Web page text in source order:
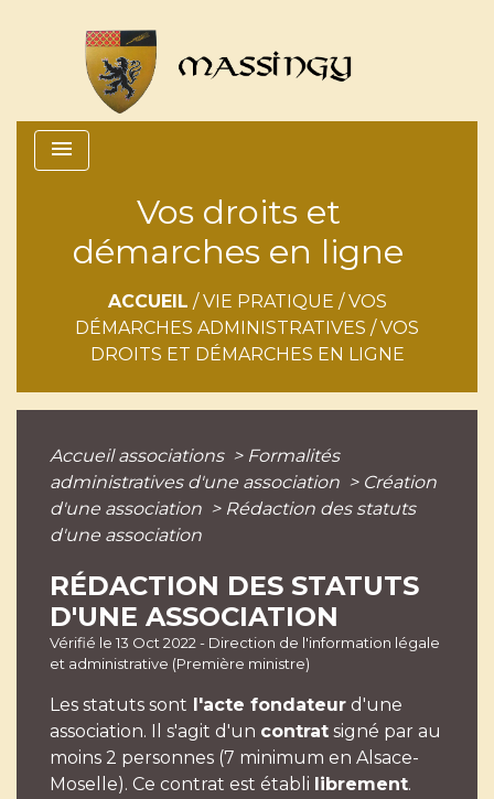
menu
Vos droits et
démarches en ligne
ACCUEIL /VIE PRATIQUE /VOS
DÉMARCHES ADMINISTRATIVES /VOS
DROITS ET DÉMARCHES EN LIGNE
Accueil associations > Formalités
administratives d'une association > Création
d'une association > Rédaction des statuts
d'une association
RÉDACTION DES STATUTS
D'UNE ASSOCIATION
Vérifié le 13 Oct 2022 - Direction de l'information légale
et administrative (Première ministre)
Les statuts sont l'acte fondateur d'une
association. Il s'agit d'un contrat signé par au
moins 2 personnes (7 minimum en Alsace-
Moselle). Ce contrat est établi librement.